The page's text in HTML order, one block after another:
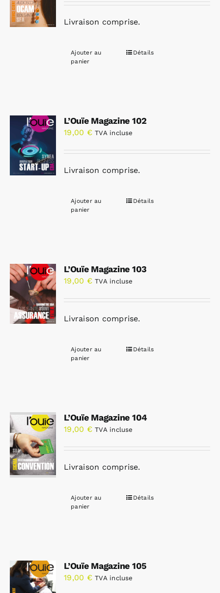
Livraison comprise.
Ajouter au
panier
Détails
L’Ouïe Magazine 102
19,00 € TVA incluse
Livraison comprise.
Ajouter au
panier
Détails
L’Ouïe Magazine 103
19,00 € TVA incluse
Livraison comprise.
Ajouter au
panier
Détails
L’Ouïe Magazine 104
19,00 € TVA incluse
Livraison comprise.
Ajouter au
panier
Détails
L’Ouïe Magazine 105
19,00 € TVA incluse